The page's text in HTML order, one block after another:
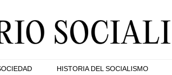
HISTORIA DEL SOCIALISMO